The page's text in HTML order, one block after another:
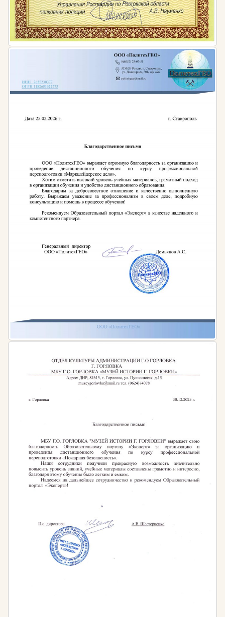
тысяч рублей
лиц, осуществляющих предпринимательскую
деятельность без образования юридического
лица от 1 тысячи до 5 тысяч рублей
юридических лиц от 30 тысяч до 50 тысяч
Нормативная база:
«Эксперт» в сфере дополнительного образования
квалификационным требованиям и
Федеральный закон от 29.12.2012 № 273-ФЗ
«Об образовании в Российской Федерации»
Приказ Минтруда России от 18.10.2013 N 544н
(с изм. от 25.12.2014) «Об утверждении
профессионального стандарта «Педагог
общего, среднего общего образования)
(воспитатель, учитель)»
ФГОС высшего образования по направлению
подготовки 44.03.01 Педагогическое
образование, утвержденного приказом
Министерства образования и науки Российской
Приказ Министерства здравоохранения и
социального развития РФ от 26.08.2010 г.
№761н «Об утверждении Единого
руководителей, специалистов и служащих,
раздел «Квалификационные характеристики
должностей работников образования»
«Об утверждении профессионального стандарта
Приказ Минобрнауки России от 07.04.2014 N
276 (ред. от 23.12.2020) «Об утверждении
Порядка проведения аттестации
педагогических работников организаций,
осуществляющих образовательную
деятельность» (Зарегистрировано в Минюсте
России 23.05.2014 N 32408)